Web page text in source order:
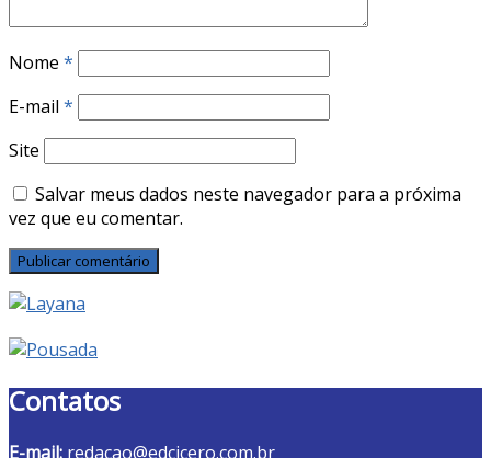
Nome *
E-mail *
Site
Salvar meus dados neste navegador para a próxima
vez que eu comentar.
Contatos
E-mail: redacao@edcicero.com.br